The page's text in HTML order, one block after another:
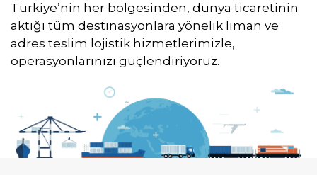
Türkiye’nin her bölgesinden, dünya ticaretinin
aktığı tüm destinasyonlara yönelik liman ve
adres teslim lojistik hizmetlerimizle,
operasyonlarınızı güçlendiriyoruz.